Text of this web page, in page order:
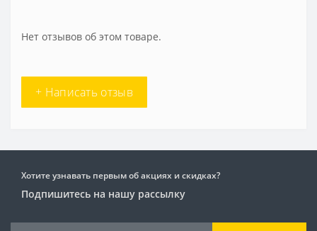
Нет отзывов об этом товаре.
+ Написать отзыв
Хотите узнавать первым об акциях и скидках?
Подпишитесь на нашу рассылку